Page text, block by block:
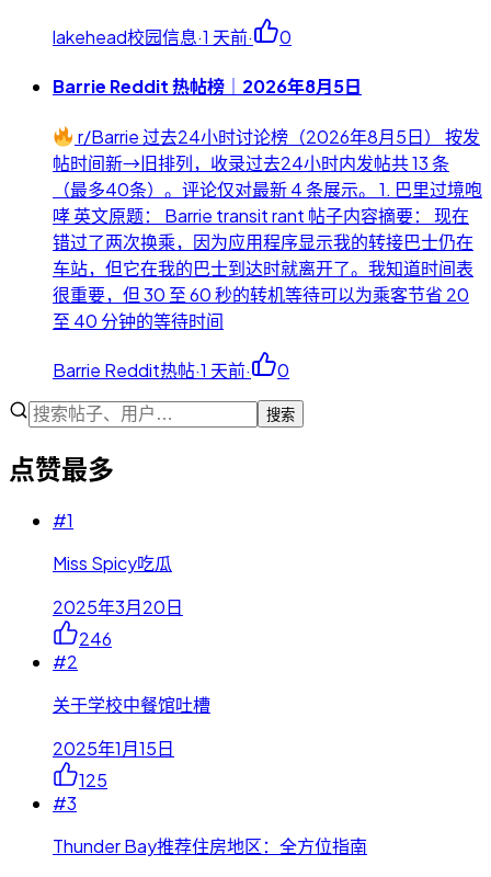
lakehead校园信息·1 天前· 0
Barrie Reddit 热帖榜｜2026年8月5日
r/Barrie 过去24小时讨论榜（2026年8月5日） 按发
帖时间新→旧排列，收录过去24小时内发帖共 13 条
（最多40条）。评论仅对最新 4 条展示。 1. 巴里过境咆
哮 英文原题： Barrie transit rant 帖子内容摘要： 现在
错过了两次换乘，因为应用程序显示我的转接巴士仍在
车站，但它在我的巴士到达时就离开了。我知道时间表
很重要，但 30 至 60 秒的转机等待可以为乘客节省 20
至 40 分钟的等待时间
Barrie Reddit热帖·1 天前· 0
搜索
点赞最多
#1
Miss Spicy吃瓜
2025年3月20日
246
#2
关于学校中餐馆吐槽
2025年1月15日
125
#3
Thunder Bay推荐住房地区：全方位指南